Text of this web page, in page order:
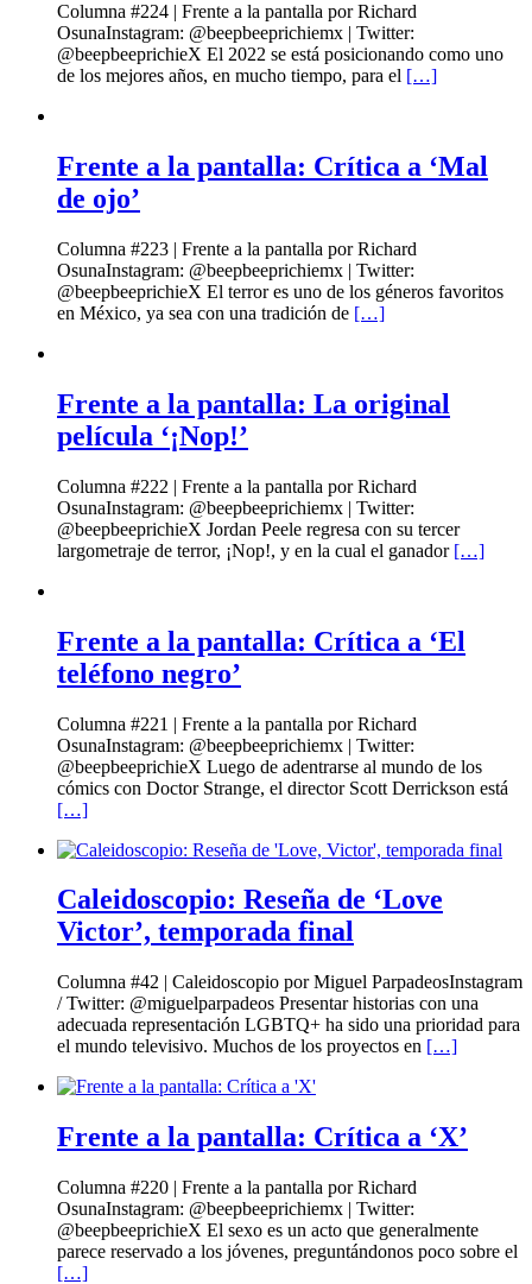
Columna #224 | Frente a la pantalla por Richard
OsunaInstagram: @beepbeeprichiemx | Twitter:
@beepbeeprichieX El 2022 se está posicionando como uno
de los mejores años, en mucho tiempo, para el […]
Frente a la pantalla: Crítica a ‘Mal
de ojo’
Columna #223 | Frente a la pantalla por Richard
OsunaInstagram: @beepbeeprichiemx | Twitter:
@beepbeeprichieX El terror es uno de los géneros favoritos
en México, ya sea con una tradición de […]
Frente a la pantalla: La original
película ‘¡Nop!’
Columna #222 | Frente a la pantalla por Richard
OsunaInstagram: @beepbeeprichiemx | Twitter:
@beepbeeprichieX Jordan Peele regresa con su tercer
largometraje de terror, ¡Nop!, y en la cual el ganador […]
Frente a la pantalla: Crítica a ‘El
teléfono negro’
Columna #221 | Frente a la pantalla por Richard
OsunaInstagram: @beepbeeprichiemx | Twitter:
@beepbeeprichieX Luego de adentrarse al mundo de los
cómics con Doctor Strange, el director Scott Derrickson está
[…]
Caleidoscopio: Reseña de ‘Love
Victor’, temporada final
Columna #42 | Caleidoscopio por Miguel ParpadeosInstagram
/ Twitter: @miguelparpadeos Presentar historias con una
adecuada representación LGBTQ+ ha sido una prioridad para
el mundo televisivo. Muchos de los proyectos en […]
Frente a la pantalla: Crítica a ‘X’
Columna #220 | Frente a la pantalla por Richard
OsunaInstagram: @beepbeeprichiemx | Twitter:
@beepbeeprichieX El sexo es un acto que generalmente
parece reservado a los jóvenes, preguntándonos poco sobre el
[…]